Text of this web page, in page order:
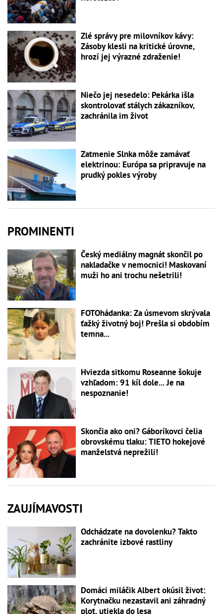
Zlé správy pre milovníkov kávy:
Zásoby klesli na kritické úrovne,
hrozí jej výrazné zdraženie!
Niečo jej nesedelo: Pekárka išla
skontrolovať stálych zákazníkov,
zachránila im život
Zatmenie Slnka môže zamávať
elektrinou: Európa sa pripravuje na
prudký pokles výroby
PROMINENTI
Český mediálny magnát skončil po
nakladačke v nemocnici! Maskovaní
muži ho ani trochu nešetrili!
FOTOhádanka: Za úsmevom skrývala
ťažký životný boj! Prešla si obdobím
temna...
Hviezda sitkomu Roseanne šokuje
vzhľadom: 91 kíl dole... Je na
nespoznanie!
Skončia ako oni? Gáboríkovci čelia
obrovskému tlaku: TIETO hokejové
manželstvá neprežili!
ZAUJÍMAVOSTI
Odchádzate na dovolenku? Takto
zachránite izbové rastliny
Domáci miláčik Albert okúsil život:
Korytnačku nezastavil ani záhradný
plot, utiekla do lesa